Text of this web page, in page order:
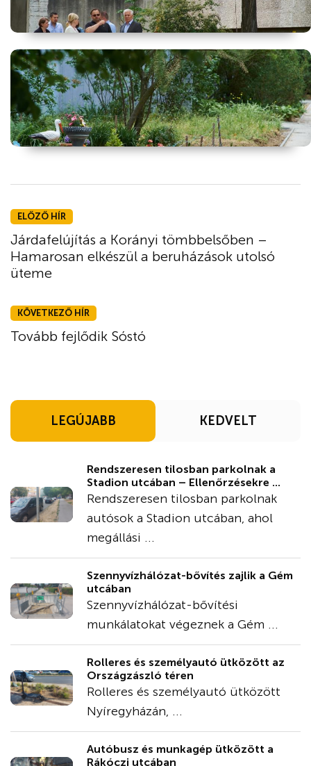
ELŐZŐ HÍR
Járdafelújítás a Korányi tömbbelsőben –
Hamarosan elkészül a beruházások utolsó
üteme
KÖVETKEZŐ HÍR
Tovább fejlődik Sóstó
LEGÚJABB KEDVELT
Rendszeresen tilosban parkolnak a
Stadion utcában – Ellenőrzésekre ...
Rendszeresen tilosban parkolnak
autósok a Stadion utcában, ahol
megállási ...
Szennyvízhálózat-bővítés zajlik a Gém
utcában
Szennyvízhálózat-bővítési
munkálatokat végeznek a Gém ...
Rolleres és személyautó ütközött az
Országzászló téren
Rolleres és személyautó ütközött
Nyíregyházán, ...
Autóbusz és munkagép ütközött a
Rákóczi utcában